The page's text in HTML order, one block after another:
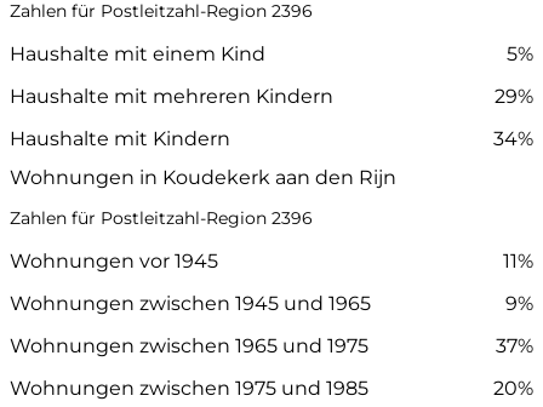
Zahlen für Postleitzahl-Region 2396
Haushalte mit einem Kind
5%
Haushalte mit mehreren Kindern
29%
Haushalte mit Kindern
34%
Wohnungen in Koudekerk aan den Rijn
Zahlen für Postleitzahl-Region 2396
Wohnungen vor 1945
11%
Wohnungen zwischen 1945 und 1965
9%
Wohnungen zwischen 1965 und 1975
37%
Wohnungen zwischen 1975 und 1985
20%